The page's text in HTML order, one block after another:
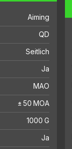
Aiming
QD
Seitlich
Ja
MAO
± 50 MOA
1000 G
Ja